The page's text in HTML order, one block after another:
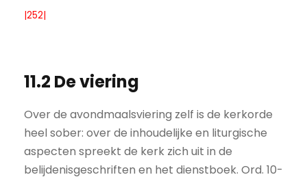
|252|
11.2 De viering
Over de avondmaalsviering zelf is de kerkorde
heel sober: over de inhoudelijke en liturgische
aspecten spreekt de kerk zich uit in de
belijdenisgeschriften en het dienstboek. Ord. 10-